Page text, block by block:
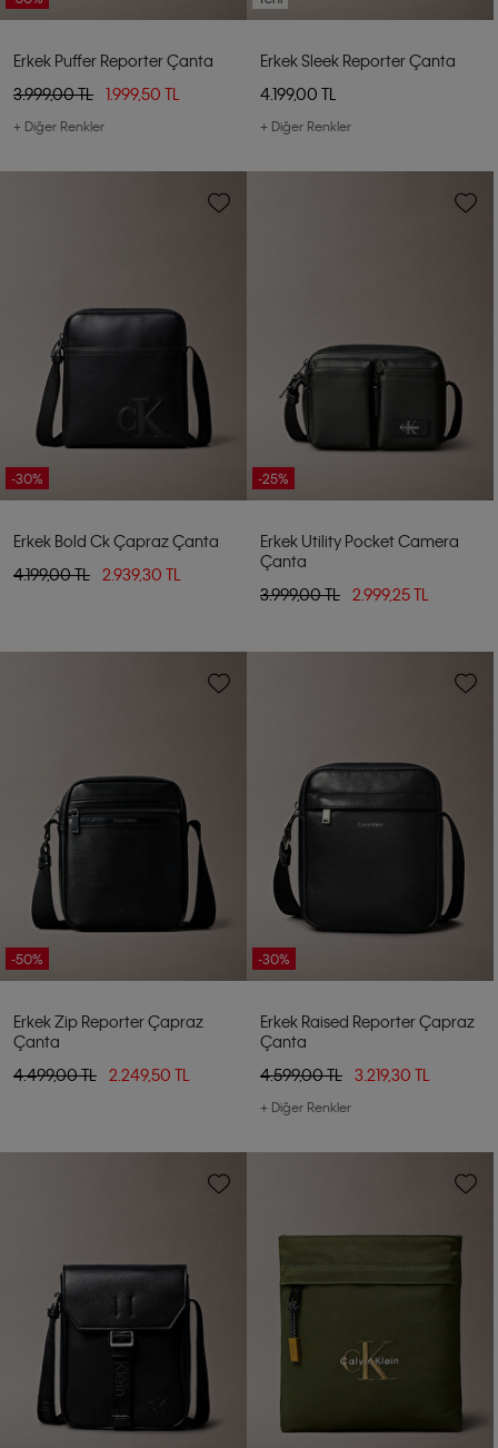
Erkek Puffer Reporter Çanta
3.999,00 TL
1.999,50 TL
+ Diğer Renkler
Erkek Sleek Reporter Çanta
4.199,00 TL
+ Diğer Renkler
-30%
Erkek Bold Ck Çapraz Çanta
4.199,00 TL
2.939,30 TL
-25%
Erkek Utility Pocket Camera
Çanta
3.999,00 TL
2.999,25 TL
-50%
Erkek Zip Reporter Çapraz
Çanta
4.499,00 TL
2.249,50 TL
-30%
Erkek Raised Reporter Çapraz
Çanta
4.599,00 TL
3.219,30 TL
+ Diğer Renkler